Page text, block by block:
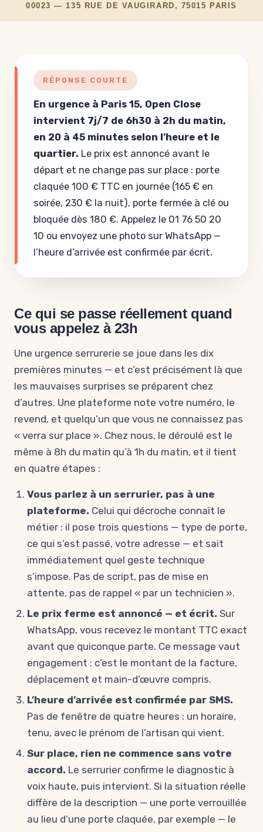
00023 — 135 RUE DE VAUGIRARD, 75015 PARIS
RÉPONSE COURTE
En urgence à Paris 15, Open Close
intervient 7j/7 de 6h30 à 2h du matin,
en 20 à 45 minutes selon l’heure et le
quartier. Le prix est annoncé avant le
départ et ne change pas sur place : porte
claquée 100 € TTC en journée (165 € en
soirée, 230 € la nuit), porte fermée à clé ou
bloquée dès 180 €. Appelez le 01 76 50 20
10 ou envoyez une photo sur WhatsApp —
l’heure d’arrivée est confirmée par écrit.
Ce qui se passe réellement quand
vous appelez à 23h
Une urgence serrurerie se joue dans les dix
premières minutes — et c’est précisément là que
les mauvaises surprises se préparent chez
d’autres. Une plateforme note votre numéro, le
revend, et quelqu’un que vous ne connaissez pas
« verra sur place ». Chez nous, le déroulé est le
même à 8h du matin qu’à 1h du matin, et il tient
en quatre étapes :
Vous parlez à un serrurier, pas à une
plateforme. Celui qui décroche connaît le
métier : il pose trois questions — type de porte,
ce qui s’est passé, votre adresse — et sait
immédiatement quel geste technique
s’impose. Pas de script, pas de mise en
attente, pas de rappel « par un technicien ».
Le prix ferme est annoncé — et écrit. Sur
WhatsApp, vous recevez le montant TTC exact
avant que quiconque parte. Ce message vaut
engagement : c’est le montant de la facture,
déplacement et main-d’œuvre compris.
L’heure d’arrivée est confirmée par SMS.
Pas de fenêtre de quatre heures : un horaire,
tenu, avec le prénom de l’artisan qui vient.
Sur place, rien ne commence sans votre
accord. Le serrurier confirme le diagnostic à
voix haute, puis intervient. Si la situation réelle
diffère de la description — une porte verrouillée
au lieu d’une porte claquée, par exemple — le